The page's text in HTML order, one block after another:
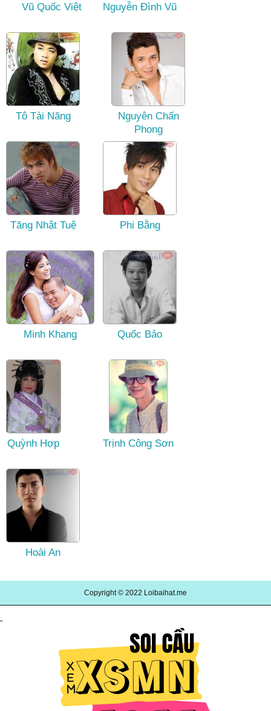
Vũ Quốc Việt Nguyễn Đình Vũ
Tô Tài Năng
Nguyên Chấn
Phong
Tăng Nhật Tuệ Phi Bằng
Minh Khang Quốc Bảo
Quỳnh Hợp Trịnh Công Sơn
Hoài An
Copyright © 2022 Loibaihat.me